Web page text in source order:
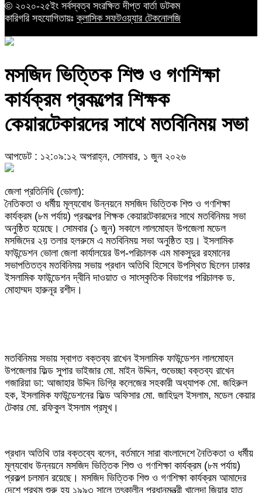
© ২০২০-২৫ইং সর্বস্বত্ব সংরক্ষিত দীপ্ত বার্তা ডটকম
কারিগরি সহযোগিতায়ঃক্লাসিক সফটওয়্যার টেকনোলজি
মসজিদ ভিত্তিক শিশু ও গণশিক্ষা
কার্যক্রম প্রকল্পের শিক্ষক
কেয়ারটেকারদের সাথে মতবিনিময় সভা
আপডেট : ১২:০৯:১২ অপরাহ্ন, সোমবার, ১ জুন ২০২৬
জেলা প্রতিনিধি (ভোলা):
নৈতিকতা ও ধর্মীয় মূল্যবোধ উন্নয়নে মসজিদ ভিত্তিক শিশু ও গণশিক্ষা
কার্যক্রম (৮ম পর্যায়) প্রকল্পের শিক্ষক কেয়ারটেকারদের সাথে মতবিনিময় সভা
অনুষ্ঠিত হয়েছে। সোমবার (১ জুন) সকালে লালমোহন উপজেলা মডেল
মসজিদের ২য় তলার হলরুমে এ মতবিনিময় সভা অনুষ্ঠিত হয়। ইসলামিক
ফাউন্ডেশন ভোলা জেলা কার্যালয়ের উপ-পরিচালক এম মাকসুদুর রহমানের
সভাপতিতত্ব মতবিনিময় সভায় প্রধান অতিথি হিসেবে উপস্থিত ছিলেন ঢাকার
ইসলামিক ফাউন্ডেশন দ্বীনি দাওয়াত ও সাংস্কৃতিক বিভাগের পরিচালক ড.
মোহাম্মদ হারুনূর রশীদ।
মতবিনিময় সভায় স্বাগত বক্তব্য রাখেন ইসলামিক ফাউন্ডেশন লালমোহন
উপজেলার ফিল্ড সুপার ভাইজার মো. মাইন উদ্দিন, শুভেচ্ছা বক্তব্য রাখেন
গজারিয়া ডা: আজাহার উদ্দিন ডিগ্রি কলেজের সহকারী অধ্যাপক মো. জহিরুল
হক, ইসলামিক ফাউন্ডেশনের ফিল্ড অফিসার মো. জাহিদুল ইসলাম, মডেল কেয়ার
টেকার মো. রফিকুল ইসলাম প্রমূখ।
প্রধান অতিথি তার বক্তব্যে বলেন, বর্তমানে সারা বাংলাদেশে নৈতিকতা ও ধর্মীয়
মূল্যবোধ উন্নয়নে মসজিদ ভিত্তিক শিশু ও গণশিক্ষা কার্যক্রম (৮ম পর্যায়)
প্রকল্প চলমান রয়েছে। মসজিদ ভিত্তিক শিশু ও গণশিক্ষা কার্যক্রম আমাদের
দেশে প্রথম শুরু হয় ১৯৯৩ সালে তৎকালীন প্রধানমন্ত্রী খালেদা জিয়ার হাত